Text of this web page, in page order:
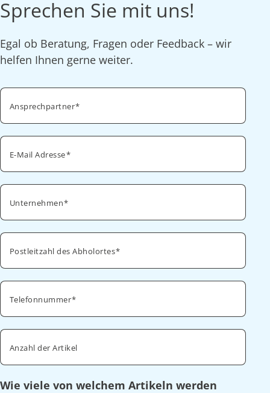
Sprechen Sie mit uns!
Egal ob Beratung, Fragen oder Feedback – wir
helfen Ihnen gerne weiter.
Ansprechpartner
E-Mail Adresse
Unternehmen
Postleitzahl des Abholortes
Telefonnummer
Anzahl der Artikel
Wie viele von welchem Artikeln werden